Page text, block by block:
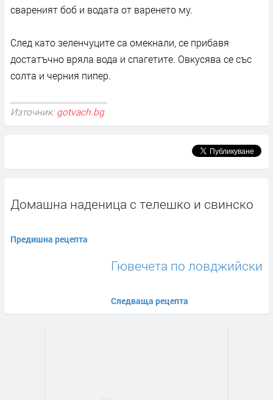
свареният боб и водата от варенето му.
След като зеленчуците са омекнали, се прибавя
достатъчно вряла вода и спагетите. Овкусява се със
солта и черния пипер.
Източник: gotvach.bg
Домашна наденица с телешко и свинско
Предишна рецепта
Гювечета по ловджийски
Следваща рецепта